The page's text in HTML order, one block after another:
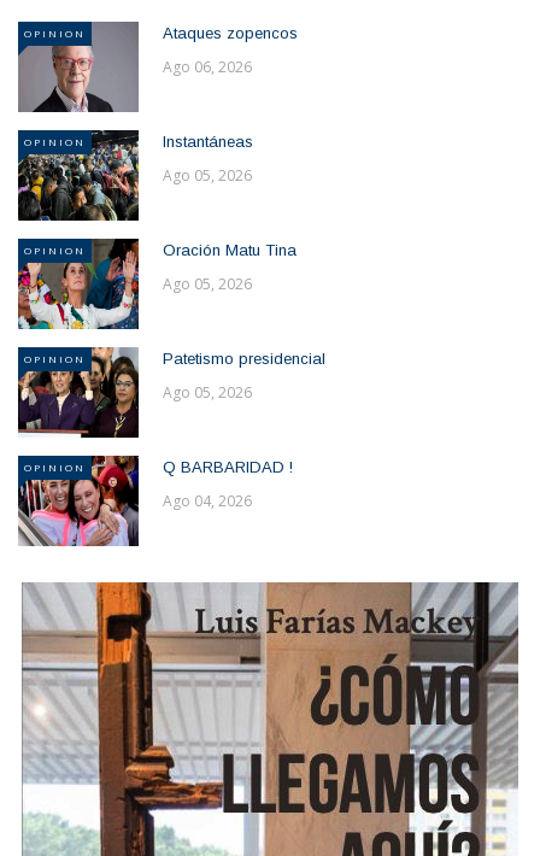
OPINION Ataques zopencos
Ago 06, 2026
OPINION Instantáneas
Ago 05, 2026
OPINION Oración Matu Tina
Ago 05, 2026
OPINION Patetismo presidencial
Ago 05, 2026
OPINION Q BARBARIDAD !
Ago 04, 2026